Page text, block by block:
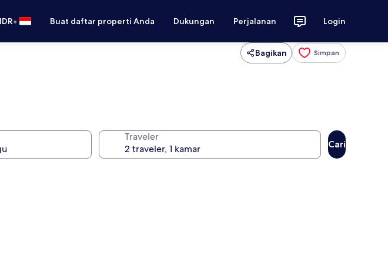
IDR• Buat daftar properti Anda Dukungan Perjalanan Login
Bagikan Simpan
Traveler
Cari